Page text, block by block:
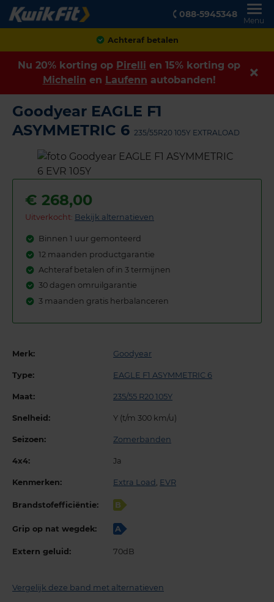
088-5945348
Menu
Achteraf betalen
Nu 20% korting op Pirelli en 15% korting op
Michelin en Laufenn autobanden!
Goodyear EAGLE F1
ASYMMETRIC 6 235/55R20 105Y EXTRALOAD
€ 268,00
Uitverkocht: Bekijk alternatieven
Binnen 1 uur gemonteerd
12 maanden productgarantie
Achteraf betalen of in 3 termijnen
30 dagen omruilgarantie
3 maanden gratis herbalanceren
Merk: Goodyear
Type: EAGLE F1 ASYMMETRIC 6
Maat: 235/55 R20 105Y
Snelheid: Y (t/m 300 km/u)
Seizoen: Zomerbanden
4x4: Ja
Kenmerken: Extra Load , EVR
Brandstofefficiëntie: B
Grip op nat wegdek: A
Extern geluid: 70dB
Vergelijk deze band met alternatieven